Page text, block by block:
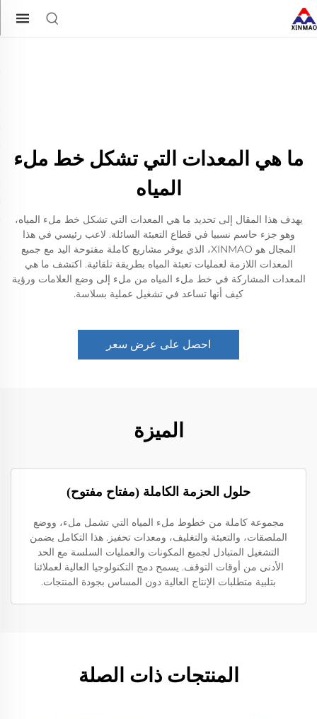
ما هي المعدات التي تشكل خط ملء
المياه
يهدف هذا المقال إلى تحديد ما هي المعدات التي تشكل خط ملء المياه،
وهو جزء حاسم نسبيا في قطاع التعبئة السائلة. لاعب رئيسي في هذا
المجال هو XINMAO، الذي يوفر مشاريع كاملة مفتوحة اليد مع جميع
المعدات اللازمة لعمليات تعبئة المياه بطريقة تلقائية. اكتشف ما هي
المعدات المشاركة في خط ملء المياه من ملء إلى وضع العلامات ورؤية
كيف أنها تساعد في تشغيل عملية بسلاسة.
احصل على عرض سعر
الميزة
حلول الحزمة الكاملة (مفتاح مفتوح)
مجموعة كاملة من خطوط ملء المياه التي تشمل ملء، ووضع
الملصقات، والتعبئة والتغليف، ومعدات تحفيز. هذا التكامل يضمن
التشغيل المتبادل لجميع المكونات والعمليات السلسة مع الحد
الأدنى من أوقات التوقف. يسمح دمج التكنولوجيا العالية لعملائنا
بتلبية متطلبات الإنتاج العالية دون المساس بجودة المنتجات.
المنتجات ذات الصلة